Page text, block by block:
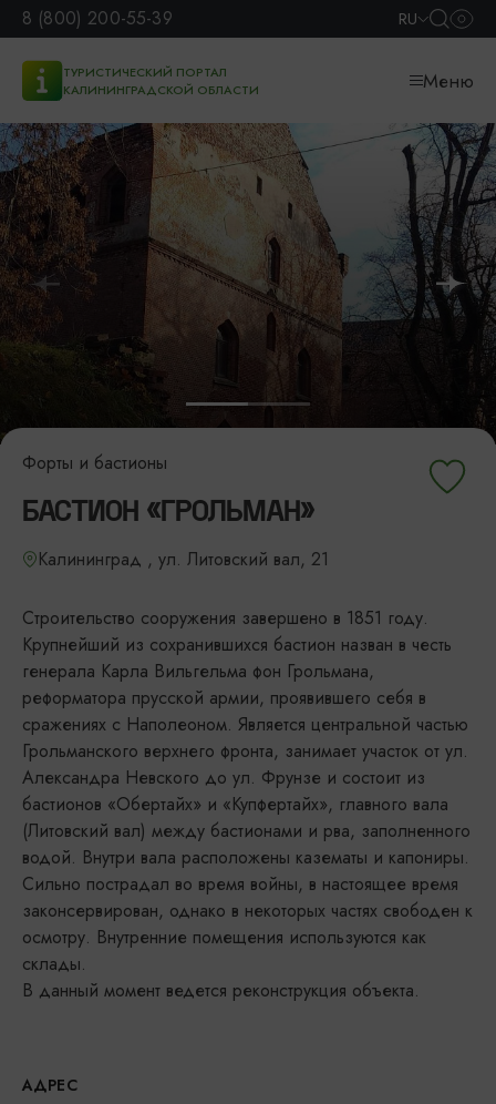
8 (800) 200-55-39 RU
ТУРИСТИЧЕСКИЙ ПОРТАЛ
КАЛИНИНГРАДСКОЙ ОБЛАСТИ
Меню
Форты и бастионы
БАСТИОН «ГРОЛЬМАН»
Калининград , ул. Литовский вал, 21
Строительство сооружения завершено в 1851 году.
Крупнейший из сохранившихся бастион назван в честь
генерала Карла Вильгельма фон Грольмана,
реформатора прусской армии, проявившего себя в
сражениях с Наполеоном. Является центральной частью
Грольманского верхнего фронта, занимает участок от ул.
Александра Невского до ул. Фрунзе и состоит из
бастионов «Обертайх» и «Купфертайх», главного вала
(Литовский вал) между бастионами и рва, заполненного
водой. Внутри вала расположены казематы и капониры.
Сильно пострадал во время войны, в настоящее время
законсервирован, однако в некоторых частях свободен к
осмотру. Внутренние помещения используются как
склады.
В данный момент ведется реконструкция объекта.
АДРЕС